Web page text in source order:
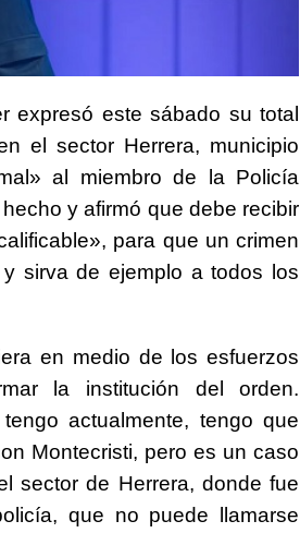
expresó este sábado su total
el sector Herrera, municipio
al miembro de la Policía
y afirmó que debe recibir
para que un crimen
sirva de ejemplo a todos los
en medio de los esfuerzos
la institución del orden.
actualmente, tengo que
Montecristi, pero es un caso
sector de Herrera, donde fue
que no puede llamarse